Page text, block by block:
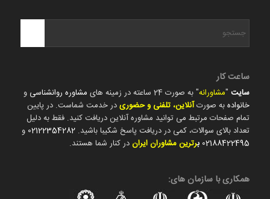
ساعت کار
سایت"مشاورانه" به صورت 24 ساعته در زمینه های مشاوره روانشناسی و
خانوادهبه صورتآنلاین، تلفنی و حضوریدر خدمت شماست. در پایین
تمام صفحات مرتبط می توانید مشاوره آنلاین دریافت کنید. فقط به دلیل
تعداد بالای سوالات، کمی در دریافت پاسخ شکیبا باشید. 02122354282 و
02188422495 برترین مشاوران ایراندر کنار شما هستند.
همکاری با سازمان های: